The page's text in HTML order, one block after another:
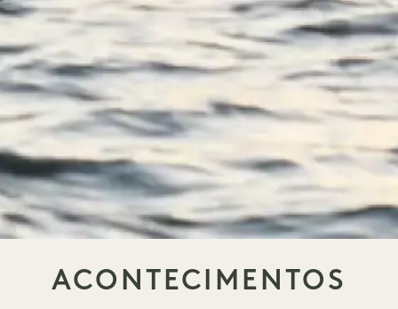
ACONTECIMENTOS